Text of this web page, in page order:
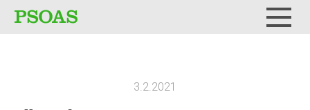
3.2.2021